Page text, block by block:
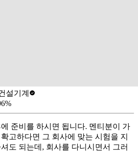
설기계
%
준비를 하시면 됩니다. 멘티분이 가
고하다면 그 회사에 맞는 시험을 지
도 되는데, 회사를 다니시면서 그러